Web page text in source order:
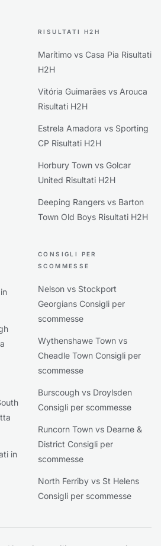
RISULTATI H2H
Marítimo vs Casa Pia Risultati
H2H
Vitória Guimarães vs Arouca
Risultati H2H
Estrela Amadora vs Sporting
CP Risultati H2H
Horbury Town vs Golcar
United Risultati H2H
Deeping Rangers vs Barton
Town Old Boys Risultati H2H
in
CONSIGLI PER
SCOMMESSE
Nelson vs Stockport
Georgians Consigli per
scommesse
Wythenshawe Town vs
Cheadle Town Consigli per
scommesse
Burscough vs Droylsden
Consigli per scommesse
Runcorn Town vs Dearne &
District Consigli per
scommesse
North Ferriby vs St Helens
Consigli per scommesse